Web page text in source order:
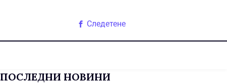
Следетене
ПОСЛЕДНИ НОВИНИ